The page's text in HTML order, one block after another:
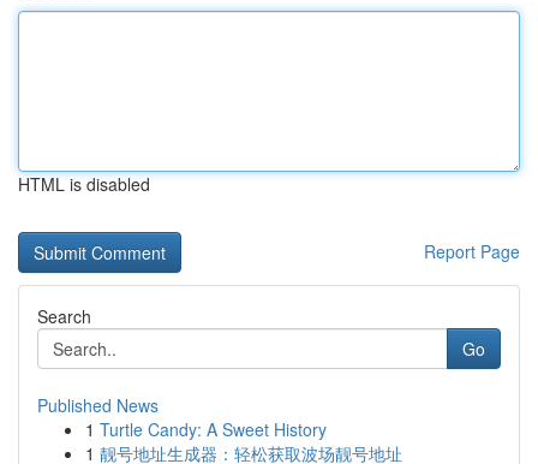
HTML is disabled
Report Page
Search
Go
Published News
1 Turtle Candy: A Sweet History
1 靓号地址生成器：轻松获取波场靓号地址